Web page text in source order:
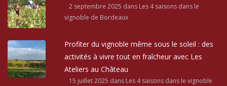
2 septembre 2025 dans Les 4 saisons dans le
vignoble de Bordeaux
Profiter du vignoble même sous le soleil : des
activités à vivre tout en fraîcheur avec Les
Ateliers au Château
15 juillet 2025 dans Les 4 saisons dans le vignoble